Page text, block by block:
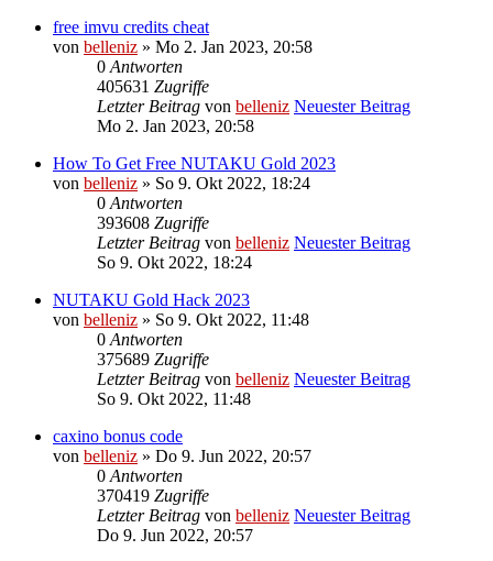
free imvu credits cheat
von belleniz » Mo 2. Jan 2023, 20:58
0 Antworten
405631 Zugriffe
Letzter Beitrag von belleniz Neuester Beitrag
Mo 2. Jan 2023, 20:58
How To Get Free NUTAKU Gold 2023
von belleniz » So 9. Okt 2022, 18:24
0 Antworten
393608 Zugriffe
Letzter Beitrag von belleniz Neuester Beitrag
So 9. Okt 2022, 18:24
NUTAKU Gold Hack 2023
von belleniz » So 9. Okt 2022, 11:48
0 Antworten
375689 Zugriffe
Letzter Beitrag von belleniz Neuester Beitrag
So 9. Okt 2022, 11:48
caxino bonus code
von belleniz » Do 9. Jun 2022, 20:57
0 Antworten
370419 Zugriffe
Letzter Beitrag von belleniz Neuester Beitrag
Do 9. Jun 2022, 20:57